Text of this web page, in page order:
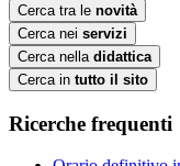
Cerca tra le novità
Cerca nei servizi
Cerca nella didattica
Cerca in tutto il sito
Ricerche frequenti